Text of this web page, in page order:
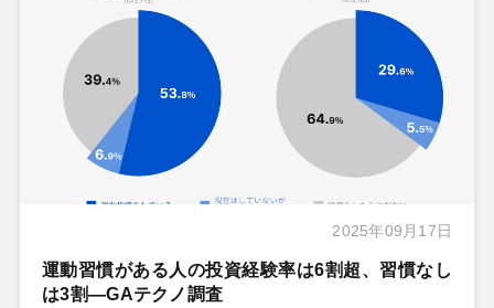
2025年09月17日
運動習慣がある人の投資経験率は6割超、習慣なし
は3割―GAテクノ調査